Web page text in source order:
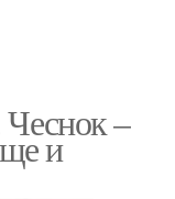
Чеснок –
и